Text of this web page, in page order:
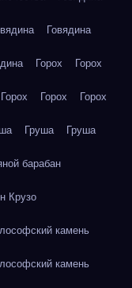
Говядина
Горох Горох
Горох Горох Горох
Груша Груша
барабан
Крузо
камень
камень